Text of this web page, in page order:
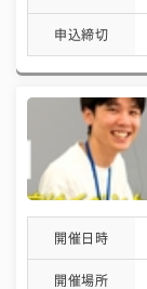
申込締切
開催日時
開催場所